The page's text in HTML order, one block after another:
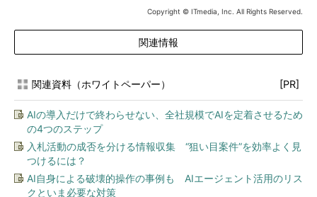
Copyright © ITmedia, Inc. All Rights Reserved.
関連情報
関連資料（ホワイトペーパー） [PR]
AIの導入だけで終わらせない、全社規模でAIを定着させるため
の4つのステップ
入札活動の成否を分ける情報収集 “狙い目案件”を効率よく見
つけるには？
AI自身による破壊的操作の事例も AIエージェント活用のリス
クといま必要な対策